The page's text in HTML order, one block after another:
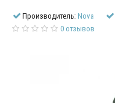
Производитель:Nova
0 отзывов